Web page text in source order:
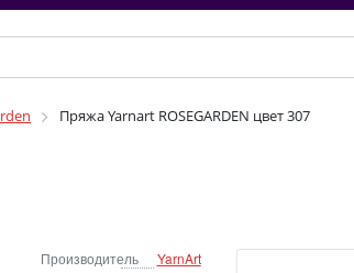
Пряжа Yarnart ROSEGARDEN цвет 307
Производитель
YarnArt